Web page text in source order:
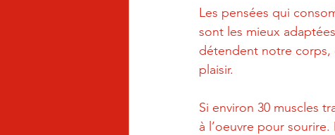
Les pensées qui
sont les mieux
détendent notre corps,
plaisir.
Si environ 30 muscles
à l’oeuvre pour